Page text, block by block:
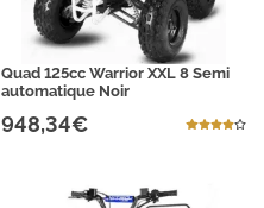
Quad 125cc Warrior XXL 8 Semi
automatique Noir
948,34€